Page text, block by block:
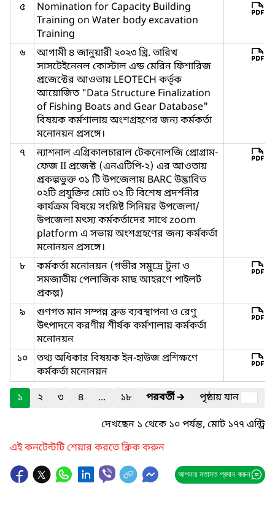
৫
Nomination for Capacity Building
Training on Water body excavation
Training
৬
আগামী ৪ জানুয়ারী ২০২৩ খ্রি. তারিখ
সাসটেইনেনল কোস্টাল এন্ড মেরিন ফিশারিজ
প্রজেক্টের আওতায় LEOTECH কর্তৃক
আয়োজিত "Data Structure Finalization
of Fishing Boats and Gear Database"
বিষয়ক কর্মশালায় অংশগ্রহণের জন্য কর্মকর্তা
মনোনয়ন প্রসঙ্গে।
৭
ন্যাশনাল এগ্রিকালচারাল টেকনোলজি প্রোগ্রাম-
ফেজ II প্রজেক্ট (এনএটিপি-২) এর আওতায়
প্রকল্পভুক্ত ৩১ টি উপজেলায় BARC উদ্ভাবিত
০২টি প্রযুক্তির মোট ৩২ টি বিশেষ প্রদর্শনীর
কার্যক্রম বিষয়ে সংশ্লিষ্ট সিনিয়র উপজেলা/
উপজেলা মৎস্য কর্মকর্তাদের সাথে zoom
platform এ সভায় অংশগ্রহণের জন্য কর্মকর্তা
মনোনয়ন প্রসঙ্গে।
৮
কর্মকর্তা মনোনয়ন (গভীর সমুদ্রে টুনা ও
সমজাতীয় পেলাজিক মাছ আহরণে পাইলট
প্রকল্প)
৯
গুণগত মান সম্পন্ন ব্রুড ব্যবস্থাপনা ও রেণু
উৎপাদনে করণীয় শীর্ষক কর্মশালায় কর্মকর্তা
মনোনয়ন
১০
তথ্য অধিকার বিষয়ক ইন-হাউজ প্রশিক্ষণে
কর্মকর্তা মনোনয়ন
১
২ ৩ ৪ ... ১৮ পরবর্তী🡲
পৃষ্ঠায় যান
দেখছেন ১ থেকে ১০ পর্যন্ত, মোট ১৭৭ এন্ট্রি
এই কনটেন্টটি শেয়ার করতে ক্লিক করুন
আপনার মতামত প্রদান করুন